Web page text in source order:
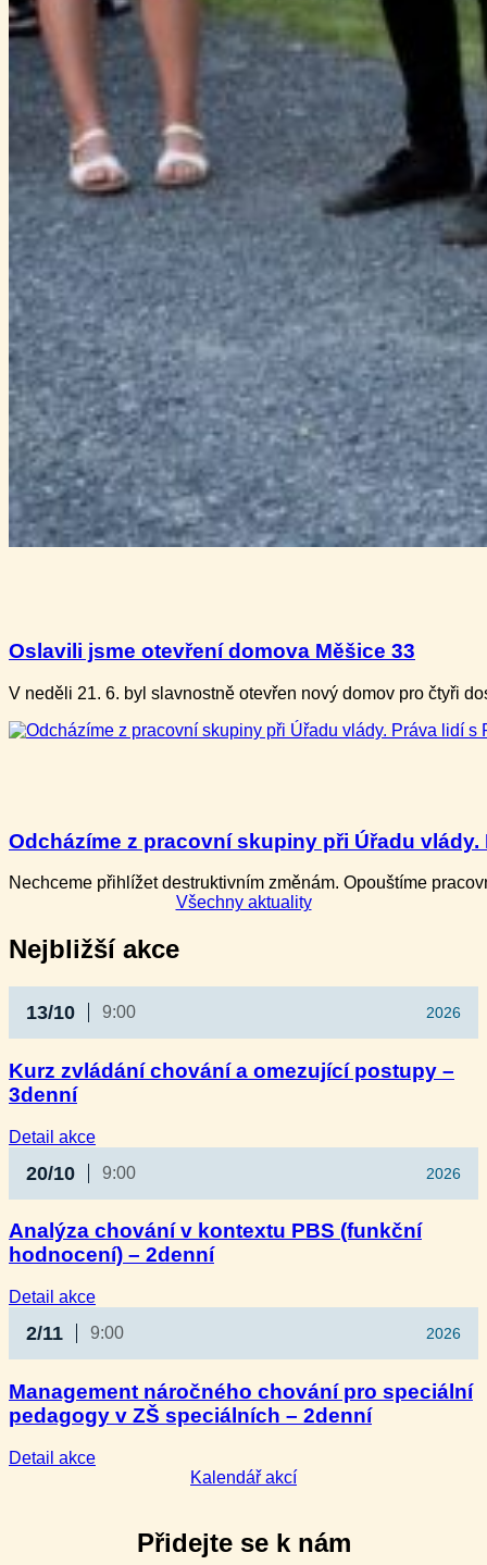
Oslavili jsme otevření domova Měšice 33
V neděli ​21. 6. b​yl slavnostně otevře​n nový domov pro ​čtyři
Odcházíme z pracovní skupiny při Úřadu vlády.
Nechceme přihlížet destruktivním změnám. Opouštíme
Všechny aktuality
Nejbližší akce
13/10 2026
9:00
Kurz zvládání chování a omezující postupy –
3denní
Detail akce:
zvládání
postupy
–
20/10 2026
9:00
Analýza chování v kontextu PBS (funkční
hodnocení) – 2denní
Detail akce:
chování
(funkční
hodnocení)
–
2/11 2026
9:00
Management náročného chování pro speciální
pedagogy v ZŠ speciálních – 2denní
Detail akce:
Management
speciální
Kalendář akcí
Přidejte se k nám